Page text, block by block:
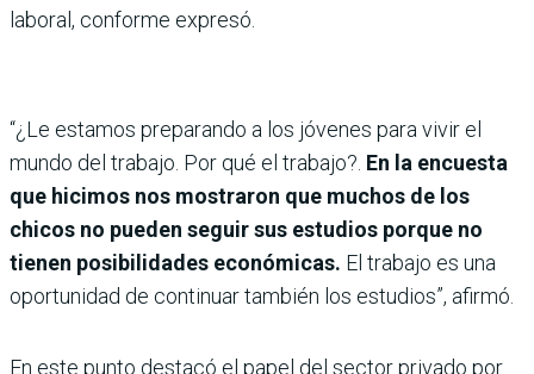
laboral, conforme expresó.
“¿Le estamos preparando a los jóvenes para vivir el
mundo del trabajo. Por qué el trabajo?. En la encuesta
que hicimos nos mostraron que muchos de los
chicos no pueden seguir sus estudios porque no
tienen posibilidades económicas. El trabajo es una
oportunidad de continuar también los estudios”, afirmó.
En este punto destacó el papel del sector privado por